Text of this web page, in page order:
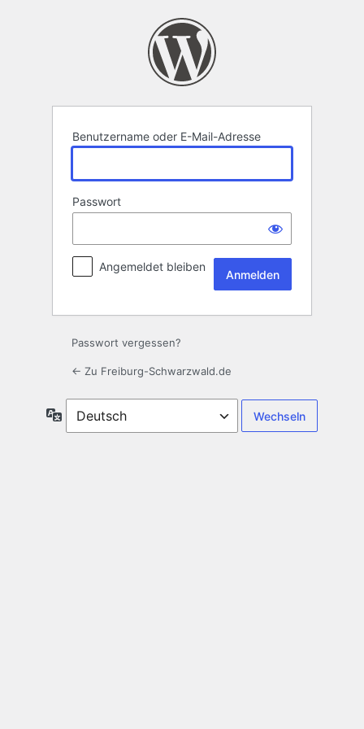
Benutzername oder E-Mail-Adresse
Passwort
Angemeldet bleiben
Passwort vergessen?
← Zu Freiburg-Schwarzwald.de
Sprache